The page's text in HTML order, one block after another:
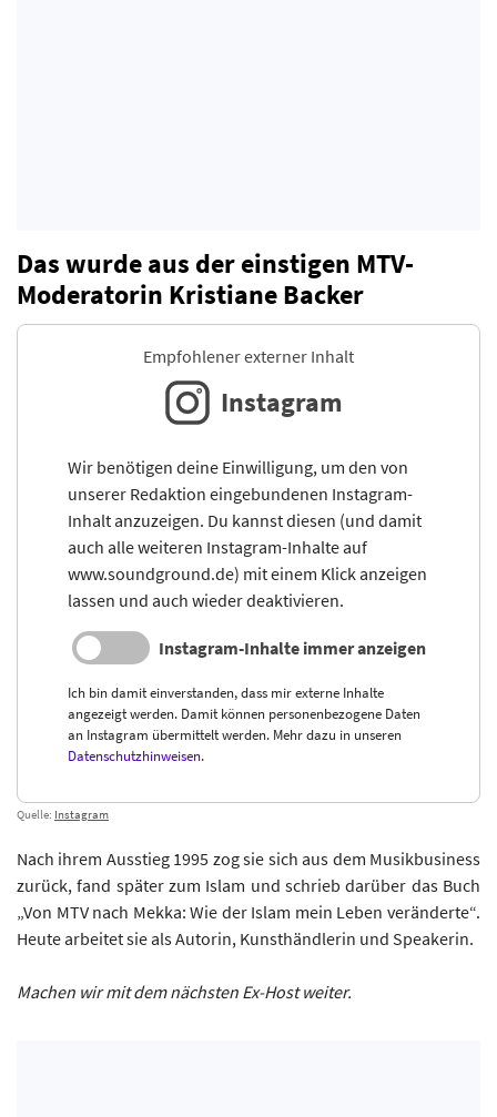
Das wurde aus der einstigen MTV-
Moderatorin Kristiane Backer
Empfohlener externer Inhalt
Instagram
Wir benötigen deine Einwilligung, um den von
unserer Redaktion eingebundenen Instagram-
Inhalt anzuzeigen. Du kannst diesen (und damit
auch alle weiteren Instagram-Inhalte auf
www.soundground.de) mit einem Klick anzeigen
lassen und auch wieder deaktivieren.
Instagram-Inhalte immer anzeigen
Ich bin damit einverstanden, dass mir externe Inhalte
angezeigt werden. Damit können personenbezogene Daten
an Instagram übermittelt werden. Mehr dazu in unseren
Datenschutzhinweisen.
Quelle: Instagram
Nach ihrem Ausstieg 1995 zog sie sich aus dem Musikbusiness
zurück, fand später zum Islam und schrieb darüber das Buch
„Von MTV nach Mekka: Wie der Islam mein Leben veränderte“.
Heute arbeitet sie als Autorin, Kunsthändlerin und Speakerin.
Machen wir mit dem nächsten Ex-Host weiter.